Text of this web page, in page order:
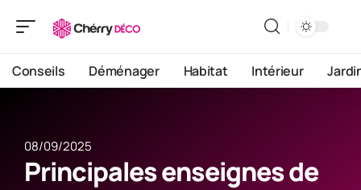
Conseils Déménager Habitat Intérieur
08/09/2025
Principales enseignes de